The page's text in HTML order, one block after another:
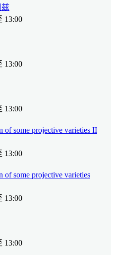
兹
13:00
13:00
13:00
of some projective varieties II
13:00
of some projective varieties
13:00
13:00